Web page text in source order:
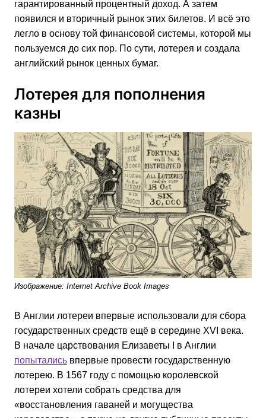
гарантированный процентный доход. А затем
появился и вторичный рынок этих билетов. И всё это
легло в основу той финансовой системы, которой мы
пользуемся до сих пор. По сути, лотерея и создала
английский рынок ценных бумаг.
Лотерея для пополнения
казны
Изображение: Internet Archive Book Images
В Англии лотереи впервые использовали для сбора
государственных средств ещё в середине XVI века.
В начале царствования Елизаветы I в Англии
попытались впервые провести государственную
лотерею. В 1567 году с помощью королевской
лотереи хотели собрать средства для
«восстановления гаваней и могущества